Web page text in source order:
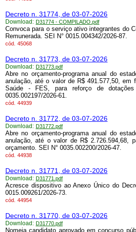
Decreto n. 31774, de 03-07-2026
Download: D31774 - COMPILADO.pdf
Convoca para o serviço ativo integrantes do
Remunerada. SEI N° 0015.004342/2026-87.
cód. 45068
Decreto n. 31773, de 03-07-2026
Download: D31773.pdf
Abre no orçamento-programa anual do
anulação, até o valor de R$ 491.577,50, em
Saúde - FES, para reforço de
0035.002197/2026-61.
cód. 44939
Decreto n. 31772, de 03-07-2026
Download: D31772.pdf
Abre no orçamento-programa anual do
anulação, até o valor de R$ 2.726.594,68,
orçamento. SEI N° 0035.002200/2026-47.
cód. 44938
Decreto n. 31771, de 03-07-2026
Download: D31771.pdf
Acresce dispositivo ao Anexo Único do
0015.009261/2026-73.
cód. 44954
Decreto n. 31770, de 03-07-2026
Download: D31770.pdf
Nomeia candidato aprovado em concurso